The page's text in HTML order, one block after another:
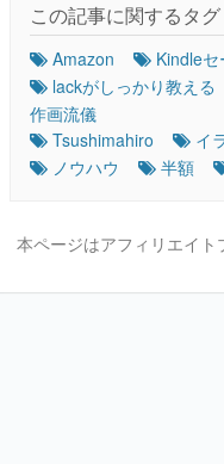
この記事に関するタグ
Amazon Kindle
lackがしっかり教え
作画流儀
Tsushimahiro
イ
ノウハウ
半額
本ページはアフィリエイ